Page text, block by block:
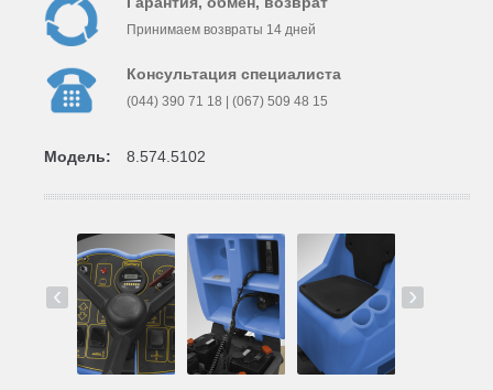
Принимаем возвраты 14 дней
Консультация специалиста
(044) 390 71 18 | (067) 509 48 15
Модель: 8.574.5102
‹ ›